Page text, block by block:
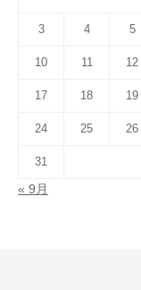
3 4 5
10 11 12
17 18 19
24 25 26
31
« 9月